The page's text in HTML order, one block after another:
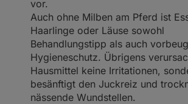
vor.
Auch ohne Milben am Pferd ist
Haarlinge oder Läuse sowohl
Behandlungstipp als auch
Hygieneschutz. Übrigens
Hausmittel keine Irritationen,
besänftigt den Juckreiz und
nässende Wundstellen.